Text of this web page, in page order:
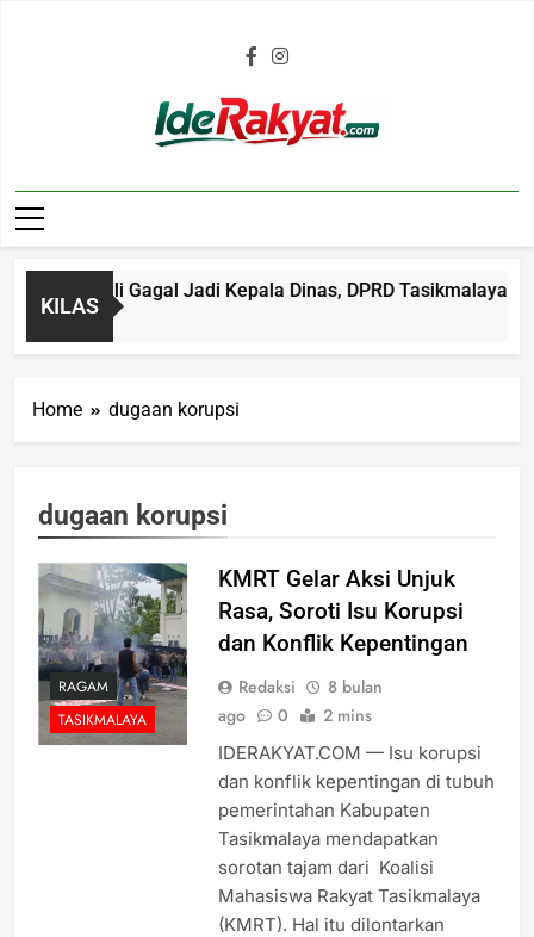
Iderakyat.com
KILAS
Kembali Gagal Jadi Kepala Dinas, DPRD Tasikmalaya
Home dugaan korupsi
dugaan korupsi
RAGAM
TASIKMALAYA
KMRT Gelar Aksi Unjuk
Rasa, Soroti Isu Korupsi
dan Konflik Kepentingan
Redaksi
8 bulan
ago
0 2 mins
IDERAKYAT.COM — Isu korupsi
dan konflik kepentingan di tubuh
pemerintahan Kabupaten
Tasikmalaya mendapatkan
sorotan tajam dari Koalisi
Mahasiswa Rakyat Tasikmalaya
(KMRT). Hal itu dilontarkan